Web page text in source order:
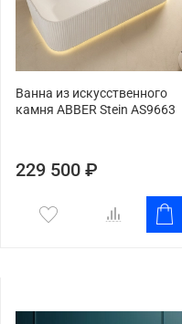
Ванна из искусственного
камня ABBER Stein AS9663
229 500 ₽